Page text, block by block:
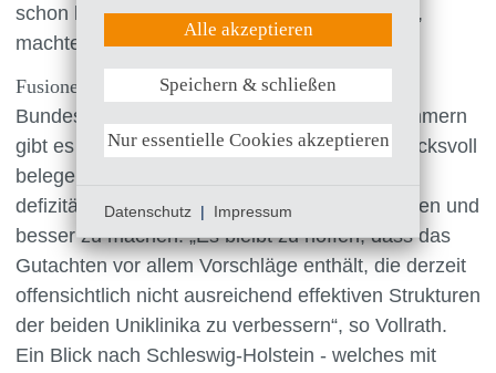
schon längst den Betrieb aufnehmen können“,
machte Roesner deutlich.
Fusionen selten eine gute Lösung
Bundesweit und auch in Mecklenburg-Vorpommern
gibt es ausreichend Beispiele, die sehr eindrucksvoll
belegen, dass Fusionen keine Lösungen sind,
defizitäre universitäre Einrichtungen zu sanieren und
besser zu machen. „Es bleibt zu hoffen, dass das
Gutachten vor allem Vorschläge enthält, die derzeit
offensichtlich nicht ausreichend effektiven Strukturen
der beiden Uniklinika zu verbessern“, so Vollrath.
Ein Blick nach Schleswig-Holstein - welches mit
UX (Hotjar)
Weitere Informationen anzeigen
Alle akzeptieren
Speichern & schließen
Nur essentielle Cookies akzeptieren
Datenschutz | Impressum